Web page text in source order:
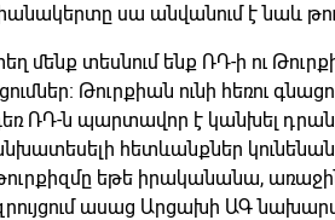
սա անվանում է նաև
մենք տեսնում ենք ՌԴ-ի ու
Թուրքիան ունի հեռու
ՌԴ-ն պարտավոր է կանխել
հետևանքներ
եթե իրականանա,
ասաց Արցախի ԱԳ